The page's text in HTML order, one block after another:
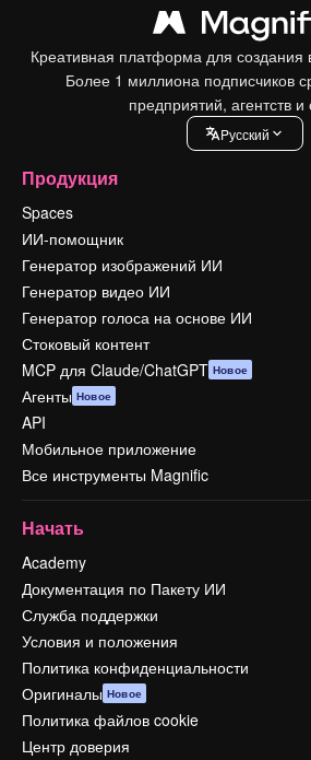
Креативная платформа для создания
Более 1 миллиона подписчиков
предприятий, агентств и
Pусский
Продукция
Spaces
ИИ-помощник
Генератор изображений ИИ
Генератор видео ИИ
Генератор голоса на основе ИИ
Стоковый контент
MCP для Claude/ChatGPT Новое
Агенты Новое
API
Мобильное приложение
Все инструменты Magnific
Начать
Academy
Документация по Пакету ИИ
Служба поддержки
Условия и положения
Политика конфиденциальности
Оригиналы Новое
Политика файлов cookie
Центр доверия